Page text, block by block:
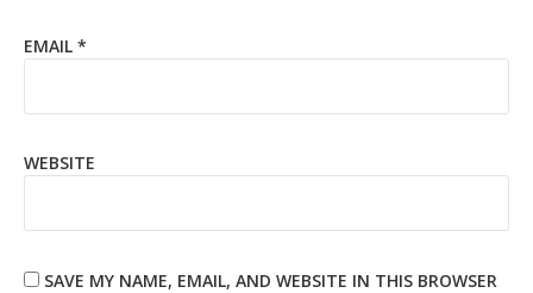
EMAIL *
WEBSITE
SAVE MY NAME, EMAIL, AND WEBSITE IN THIS BROWSER